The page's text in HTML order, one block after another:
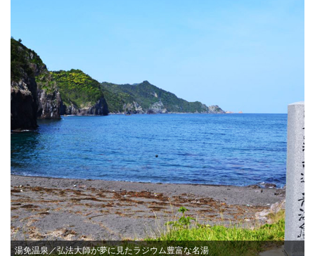
湯免温泉／弘法大師が夢に見たラジウム豊富な名湯